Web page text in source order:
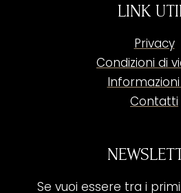
LINK
Privacy
Condizioni di
Contatti
Se vuoi essere tra i